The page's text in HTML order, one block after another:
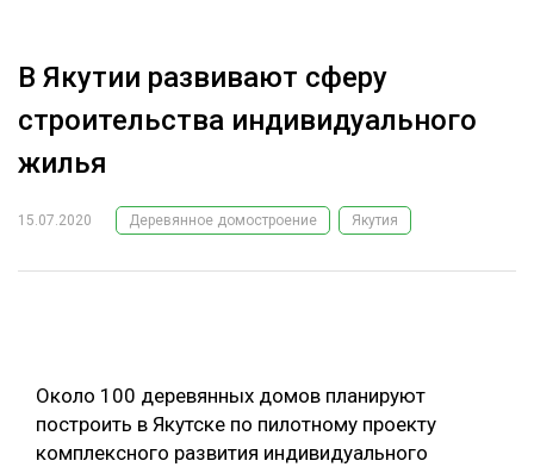
РЕКЛАМОДАТЕЛЯМ
ЛЕСНОЕ ХОЗЯЙСТВО
ЛЕСОЗАГОТОВКА
БИОЭНЕРГЕТИКА
ЛЕСОВОССТАНОВЛЕНИЕ И ЗАЩИТА
ТЕМАТИЧЕСКИЕ ПРОЕКТЫ
ЭКСПЕРТНОЕ МНЕНИЕ
В Якутии развивают сферу
строительства индивидуального
жилья
15.07.2020 Деревянное домостроение Якутия
Около 100 деревянных домов планируют
построить в Якутске по пилотному проекту
комплексного развития индивидуального